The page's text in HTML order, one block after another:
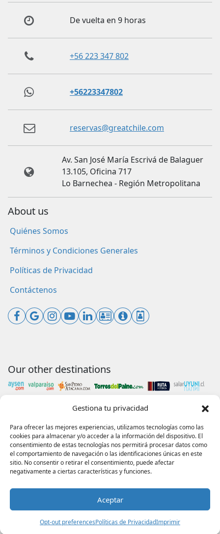
Gestiona tu privacidad
Para ofrecer las mejores experiencias, utilizamos tecnologías como las
cookies para almacenar y/o acceder a la información del dispositivo. El
consentimiento de estas tecnologías nos permitirá procesar datos como
el comportamiento de navegación o las identificaciones únicas en este
sitio. No consentir o retirar el consentimiento, puede afectar
negativamente a ciertas características y funciones.
Aceptar
Opt-out preferencesPolíticas de PrivacidadImprimir
De vuelta en 9 horas
+56 223 347 802
+56223347802
reservas@greatchile.com
Av. San José María Escrivá de Balaguer
13.105, Oficina 717
Lo Barnechea - Región Metropolitana
About us
Quiénes Somos
Términos y Condiciones Generales
Políticas de Privacidad
Contáctenos
Our other destinations
Our collaborations